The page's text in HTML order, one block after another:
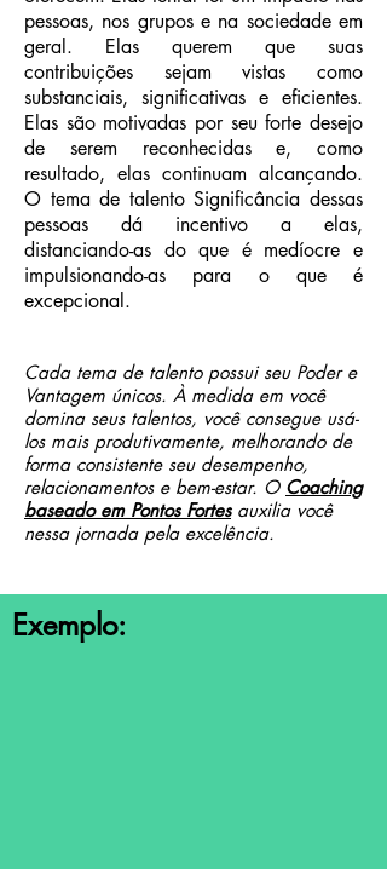
pessoas, nos grupos e na sociedade em
geral. Elas querem que suas
contribuições sejam vistas como
substanciais, significativas e eficientes.
Elas são motivadas por seu forte desejo
de serem reconhecidas e, como
resultado, elas continuam alcançando.
O tema de talento Significância dessas
pessoas dá incentivo a elas,
distanciando-as do que é medíocre e
impulsionando-as para o que é
excepcional.
Cada tema de talento possui seu Poder e
Vantagem únicos. À medida em você
domina seus talentos, você consegue usá-
los mais produtivamente, melhorando de
forma consistente seu desempenho,
relacionamentos e bem-estar. O Coaching
baseado em Pontos Fortesauxilia você
nessa jornada pela excelência.
Exemplo: